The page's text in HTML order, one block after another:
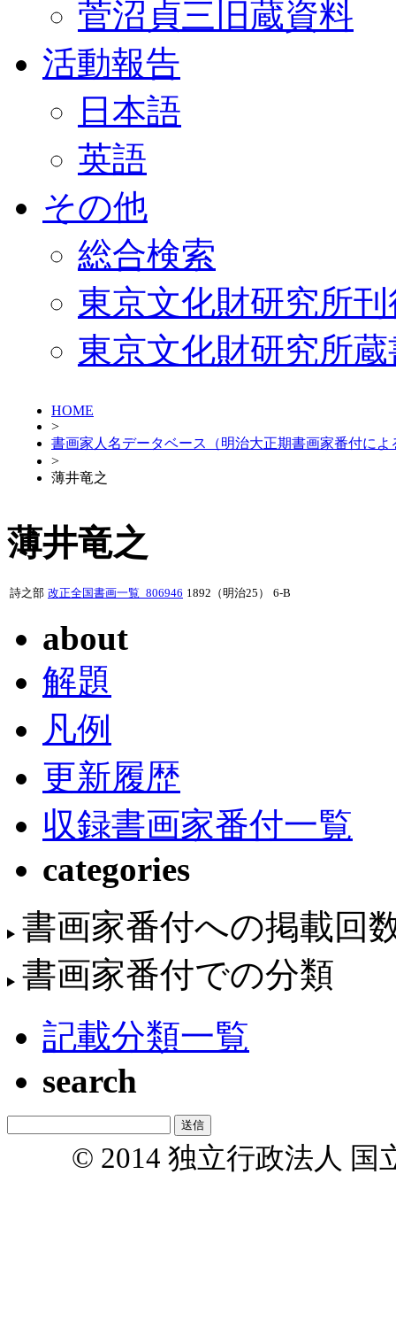
菅沼貞三旧蔵資料
活動報告
日本語
英語
その他
総合検索
東京文化財研究所
東京文化財研究所
HOME
>
書画家人名データベース（明治大正期書画家番付によ
>
薄井竜之
薄井竜之
詩之部 改正全国書画一覧_806946 1892（明治25） 6-B
about
解題
凡例
更新履歴
収録書画家番付一覧
categories
書画家番付への掲載回
書画家番付での分類
記載分類一覧
search
© 2014 独立行政法人 国